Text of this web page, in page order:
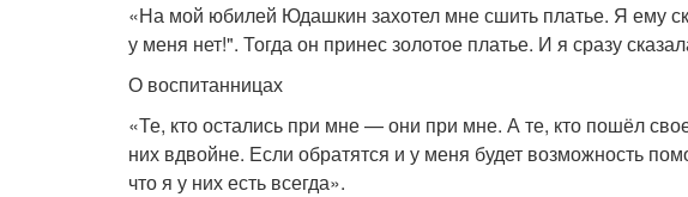
«На мой юбилей Юдашкин захотел мне сшить платье. Я ему
у меня нет!". Тогда он принес золотое платье. И я сразу
О воспитанницах
«Те, кто остались при мне — они при мне. А те, кто пошёл
них вдвойне. Если обратятся и у меня будет возможность
что я у них есть всегда».